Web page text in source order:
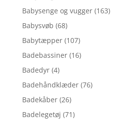
Babysenge og vugger (163)
Babysvøb (68)
Babytæpper (107)
Badebassiner (16)
Badedyr (4)
Badehåndklæder (76)
Badekåber (26)
Badelegetøj (71)